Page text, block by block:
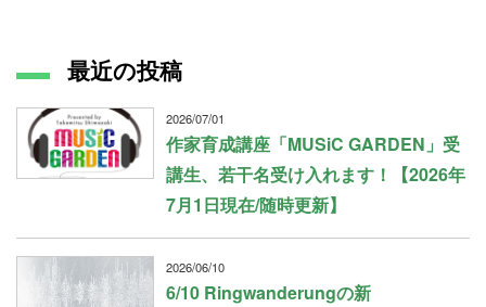
最近の投稿
2026/07/01
作家育成講座「MUSiC GARDEN」受
講生、若干名受け入れます！【2026年
7月1日現在/随時更新】
2026/06/10
6/10 Ringwanderungの新